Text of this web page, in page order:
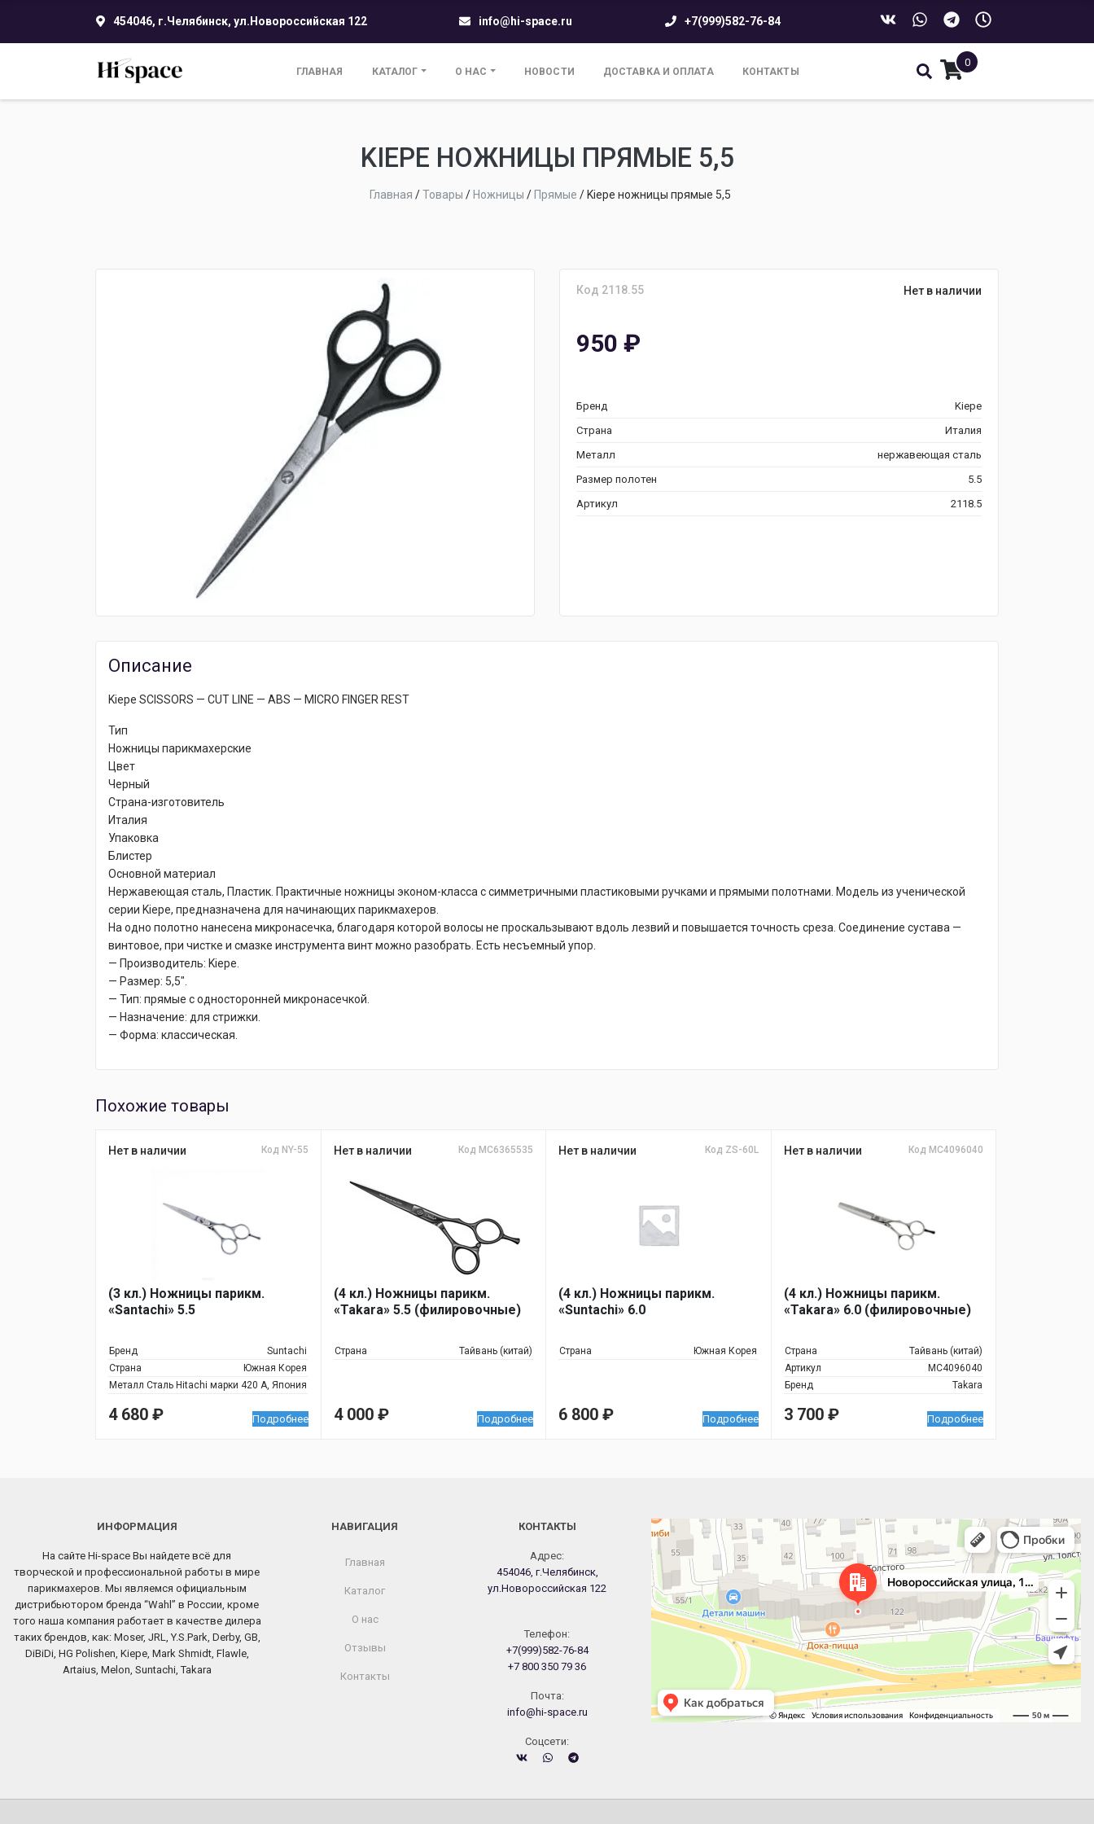
454046, г.Челябинск, ул.Новороссийская 122 info@hi-space.ru +7(999)582-76-84
ГЛАВНАЯ КАТАЛОГ О НАС НОВОСТИ ДОСТАВКА И ОПЛАТА КОНТАКТЫ
0
KIEPE НОЖНИЦЫ ПРЯМЫЕ 5,5
Главная /Товары / Ножницы / Прямые / Kiepe ножницы прямые 5,5
Код 2118.55 Нет в наличии
950 ₽
Бренд
Kiepe
Страна
Италия
Металл
нержавеющая сталь
Размер полотен
5.5
Артикул
2118.5
Описание
Kiepe SCISSORS — CUT LINE — ABS — MICRO FINGER REST
Тип
Ножницы парикмахерские
Цвет
Черный
Страна-изготовитель
Италия
Упаковка
Блистер
Основной материал
Нержавеющая сталь, Пластик. Практичные ножницы эконом-класса с симметричными пластиковыми ручками и прямыми полотнами. Модель из ученической
серии Kiepe, предназначена для начинающих парикмахеров.
На одно полотно нанесена микронасечка, благодаря которой волосы не проскальзывают вдоль лезвий и повышается точность среза. Соединение сустава —
винтовое, при чистке и смазке инструмента винт можно разобрать. Есть несъемный упор.
— Производитель: Kiepe.
— Размер: 5,5″.
— Тип: прямые с односторонней микронасечкой.
— Назначение: для стрижки.
— Форма: классическая.
Похожие товары
Нет в наличии Код NY-55
(3 кл.) Ножницы парикм.
«Santachi» 5.5
Бренд
Suntachi
Страна
Южная Корея
Металл Сталь Hitachi марки 420 А, Япония
4 680 ₽ Подробнее
Нет в наличии Код MC6365535
(4 кл.) Ножницы парикм.
«Takara» 5.5 (филировочные)
Страна Тайвань (китай)
4 000 ₽ Подробнее
Нет в наличии Код ZS-60L
(4 кл.) Ножницы парикм.
«Suntachi» 6.0
Страна Южная Корея
6 800 ₽ Подробнее
Нет в наличии Код MC4096040
(4 кл.) Ножницы парикм.
«Takara» 6.0 (филировочные)
Страна
Тайвань (китай)
Артикул
MC4096040
Бренд
Takara
3 700 ₽ Подробнее
ИНФОРМАЦИЯ
На сайте Hi-space Вы найдете всё для
творческой и профессиональной работы в мире
парикмахеров. Мы являемся официальным
дистрибьютором бренда “Wahl” в России, кроме
того наша компания работает в качестве дилера
таких брендов, как: Moser, JRL, Y.S.Park, Derby, GB,
DiBiDi, HG Polishen, Kiepe, Mark Shmidt, Flawle,
Artaius, Melon, Suntachi, Takara
НАВИГАЦИЯ
Главная
Каталог
О нас
Отзывы
Контакты
КОНТАКТЫ
Адрес:
454046, г.Челябинск,
ул.Новороссийская 122
Телефон:
+7(999)582-76-84
+7 800 350 79 36
Почта:
info@hi-space.ru
Cоцсети:
Челябинск
Новороссийская улица, 122 — Яндекс.Карты